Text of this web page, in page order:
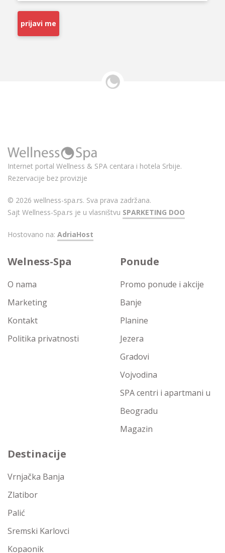
prijavi me
Internet portal Wellness & SPA centara i hotela Srbije.
Rezervacije bez provizije
© 2026 wellness-spa.rs. Sva prava zadržana.
Sajt Wellness-Spa.rs je u vlasništvu SPARKETING DOO
Hostovano na: AdriaHost
Welness-Spa
O nama
Marketing
Kontakt
Politika privatnosti
Ponude
Promo ponude i akcije
Banje
Planine
Jezera
Gradovi
Vojvodina
SPA centri i apartmani u
Beogradu
Magazin
Destinacije
Vrnjačka Banja
Zlatibor
Palić
Sremski Karlovci
Kopaonik